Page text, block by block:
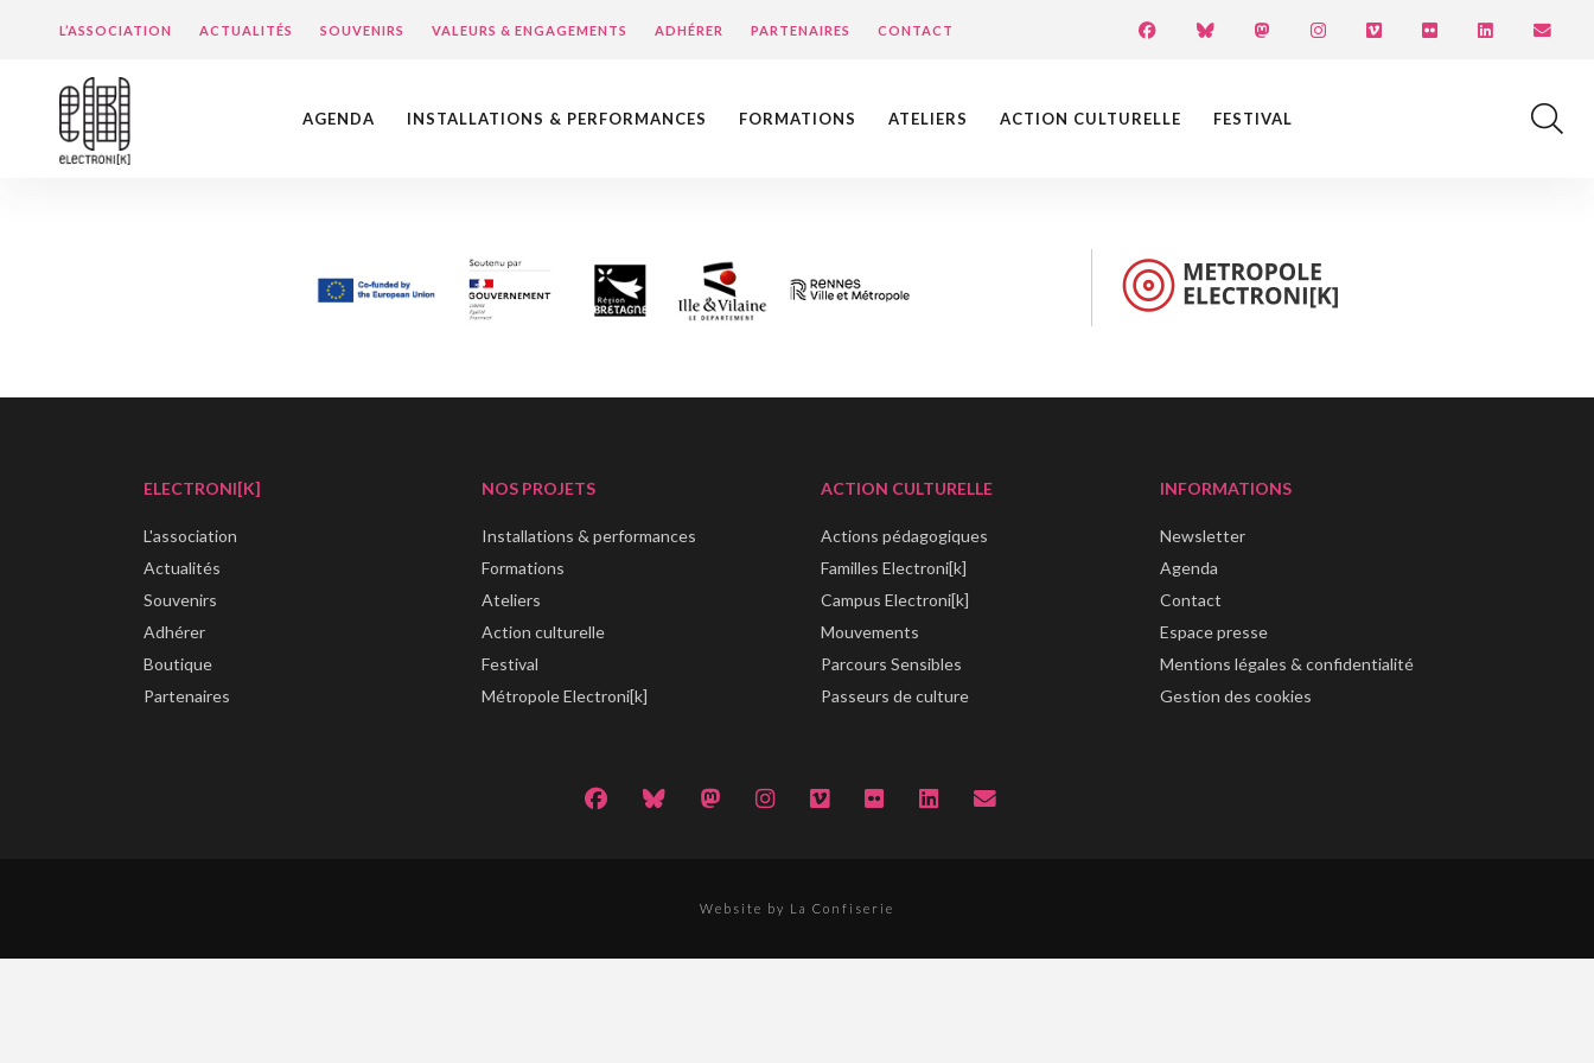
L’ASSOCIATION ACTUALITÉS SOUVENIRS VALEURS & ENGAGEMENTS ADHÉRER PARTENAIRES CONTACT
AGENDA INSTALLATIONS & PERFORMANCES FORMATIONS ATELIERS ACTION CULTURELLE FESTIVAL
ELECTRONI[K]
L'association
Actualités
Souvenirs
Adhérer
Boutique
Partenaires
NOS PROJETS
Installations & performances
Formations
Ateliers
Action culturelle
Festival
Métropole Electroni[k]
ACTION CULTURELLE
Actions pédagogiques
Familles Electroni[k]
Campus Electroni[k]
Mouvements
Parcours Sensibles
Passeurs de culture
INFORMATIONS
Newsletter
Agenda
Contact
Espace presse
Mentions légales & confidentialité
Gestion des cookies
Website by La Confiserie